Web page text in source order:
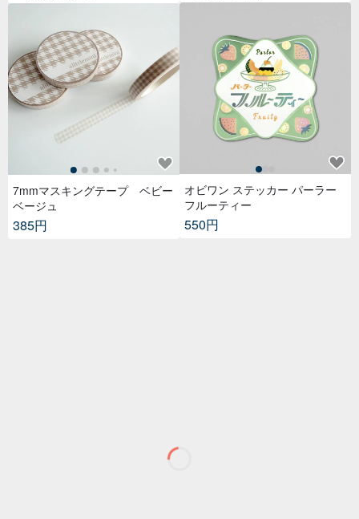
7mmマスキングテープ ベビー
ベージュ
385円
オビワン ステッカー パーラー
フルーティー
550円